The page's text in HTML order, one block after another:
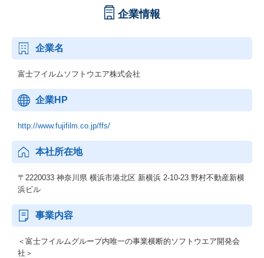
企業情報
企業名
富士フイルムソフトウエア株式会社
企業HP
http://www.fujifilm.co.jp/ffs/
本社所在地
〒2220033 神奈川県 横浜市港北区 新横浜 2-10-23 野村不動産新横
浜ビル
事業内容
＜富士フイルムグループ内唯一の事業横断的ソフトウエア開発会
社＞